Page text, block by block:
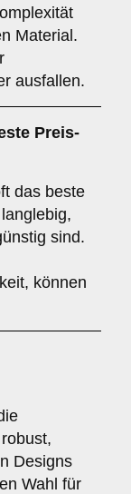
Material.
ausfallen.
Preis-
das beste
sind.
können
Designs
Wahl für